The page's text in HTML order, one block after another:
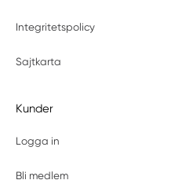
Integritetspolicy
Sajtkarta
Kunder
Logga in
Bli medlem